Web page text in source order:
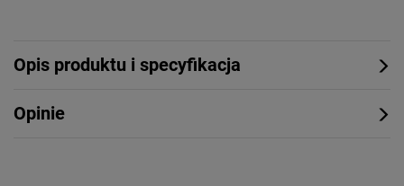
Opis produktu i specyfikacja
Opinie